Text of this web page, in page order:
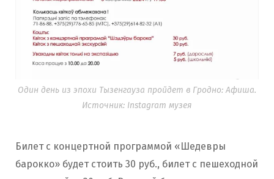
Один день из эпохи Тызенгауза пройдет в Гродно: Афиша.
Источник: Instagram музея
Билет с концертной программой «Шедевры
барокко» будет стоить 30 руб., билет с пешеходной